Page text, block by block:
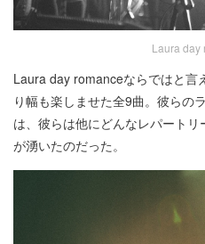
Laura day
Laura day romanceならではと言
り幅も楽しませた全9曲。彼らの
は、彼らは他にどんなレパート
が湧いたのだった。